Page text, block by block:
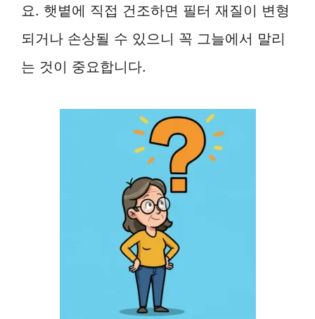
요. 햇볕에 직접 건조하면 필터 재질이 변형
되거나 손상될 수 있으니 꼭 그늘에서 말리
는 것이 중요합니다.